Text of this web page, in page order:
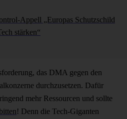
Appell „Europas Schutzschild
stärken“
das DMA gegen den
durchzusetzen. Dafür
mehr Ressourcen und sollte
! Denn die Tech-Giganten